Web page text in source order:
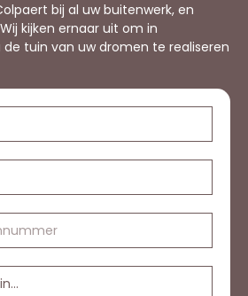
bij al uw buitenwerk, en
kijken ernaar uit om in
tuin van uw dromen te realiseren